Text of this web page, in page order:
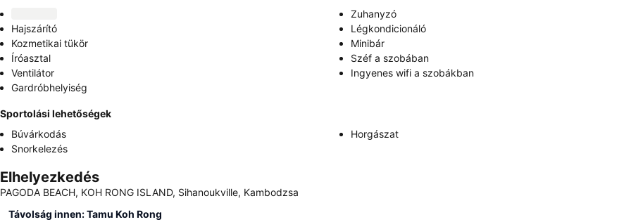
Zuhanyzó
Hajszárító
Légkondicionáló
Kozmetikai tükör
Minibár
Íróasztal
Széf a szobában
Ventilátor
Ingyenes wifi a szobákban
Gardróbhelyiség
Sportolási lehetőségek
Búvárkodás
Horgászat
Snorkelezés
Elhelyezkedés
PAGODA BEACH, KOH RONG ISLAND, Sihanoukville, Kambodzsa
Távolság innen: Tamu Koh Rong